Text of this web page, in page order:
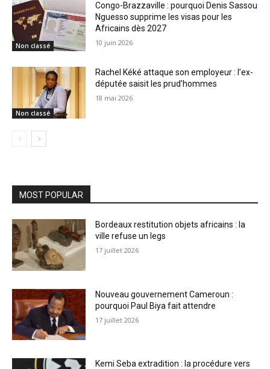
Non classé
Congo-Brazzaville : pourquoi Denis Sassou
Nguesso supprime les visas pour les
Africains dès 2027
10 juin 2026
Non classé
Rachel Kéké attaque son employeur : l’ex-
députée saisit les prud’hommes
18 mai 2026
MOST POPULAR
Bordeaux restitution objets africains : la
ville refuse un legs
17 juillet 2026
Nouveau gouvernement Cameroun :
pourquoi Paul Biya fait attendre
17 juillet 2026
Kemi Seba extradition : la procédure vers